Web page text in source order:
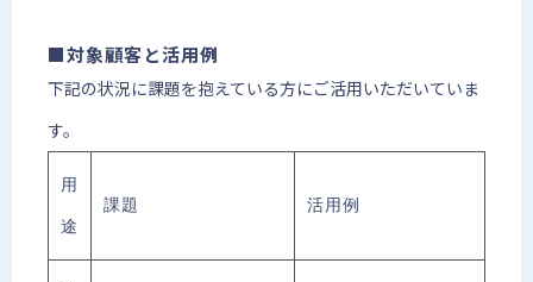
■対象顧客と活用例
下記の状況に課題を抱えている方にご活用いただいていま
す。
用
途
課題 活用例